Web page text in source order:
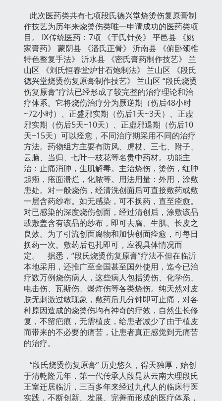
此次医药类共有七项段氏德兴堂烧烫伤复原膏制
作技艺为历年来烧烫伤类唯一申请成功的医药类项
目。 Ⅸ传统医药：7项 《于氏针灸》 平邑县 《姚
家膏药》 蒙阴县 《潘氏正骨》 沂南县 《俯卧颈椎
特色整复手法》 沂水县 《密氏膏药制作技艺》 兰
山区 《刘氏恒春堂炉甘石炮制法》 兰山区 《段氏
德兴堂烧烫伤复原膏制作技艺》 兰山区 “段氏烧烫
伤复原膏”疗法已经形成了较完整的治疗理论和治
疗体系。它将烧伤治疗分为厥逆期（伤后48小时
~72小时）、正盛邪实期（伤后1天~3天）、正虚
邪实期（伤后5天~10天）、正虚邪退期（伤后10
天~15天）可以痊愈，不同治疗期采用不同的治疗
方法。药物组方主要有防风、虎杖、三七、附子、
云脑、当归、七叶一枝花等名贵中药材。功能主
治：止痛消肿，生肌解毒。主治烧伤，烫伤，红肿
起疱，疮面溃烂，化脓等。用法用量：外用，涂敷
患处。对一般烧伤，经清洗创面后可直接敷药或敷
一层含药纱布。如无感染，可不换药，直至痊愈。
对已感染的深度烧伤创面，经过清创后，涂敷该品
或敷盖含有该品的纱布，即可去腐、生肌、长皮之
良效。为了引流创面腐物和加快创面痊愈，可每日
换药一次。敷药后包扎即可，应视具体情况而
定。 据悉，“段氏烧烫伤复原膏”疗法不但在临沂
本地采用，还推广至全国甚至国外使用，迄今已治
疗数万例烧伤病人，这些病人包括烫伤、化学伤、
电击伤、瓦斯伤、爆炸伤等各类烧伤。纯天然对皮
肤无刺激过敏现象，敷药后几分钟即可止痛，对各
种原因造成的烧烫伤均有神奇的疗效，自然生长修
复，不留疤痕，无需植皮，给患者减少了由于植皮
而带来的不必要的痛苦，让患者真正感觉到无痛苦
的治疗。
“段氏烧烫伤复原膏” 历史悠久，得天独厚，始创
于清乾隆元年，第一代传承人段昆从云南大理段氏
王室迁居临沂，三百多年来经过九代人的临床行医
实践，不断创新、发展、完善而形成的医疗体系，